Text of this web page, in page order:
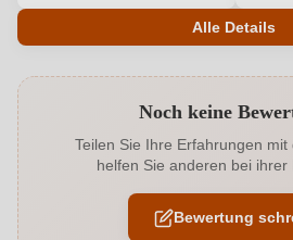
Alle Details
Alkoholgehalt in %
Allergene
Auszeichnungen
Noch keine
Teilen Sie Ihre Erfahrungen mit
helfen Sie anderen bei ihrer
Bewertung